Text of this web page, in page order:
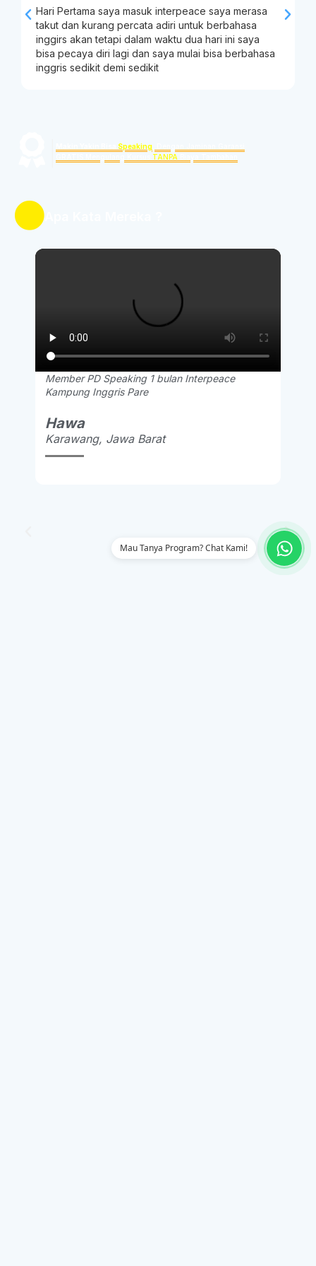
Mau Tanya Program? Chat Kami!
Hari Pertama saya masuk interpeace saya merasa
takut dan kurang percata adiri untuk berbahasa
inggirs akan tetapi dalam waktu dua hari ini saya
bisa pecaya diri lagi dan saya mulai bisa berbahasa
inggris sedikit demi sedikit
Speaking
TANPA
Member PD Speaking 1 bulan Interpeace
Kampung Inggris Pare
Hawa
Karawang, Jawa Barat